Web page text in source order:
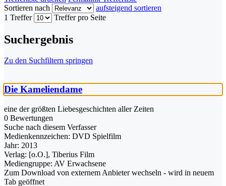
Sortieren nach
aufsteigend sortieren
1 Treffer
Treffer pro Seite
Suchergebnis
Zu den Suchfiltern springen
Die Kameliendame
eine der größten Liebesgeschichten aller Zeiten
0 Bewertungen
Suche nach diesem Verfasser
Medienkennzeichen: DVD Spielfilm
Jahr: 2013
Verlag: [o.O.], Tiberius Film
Mediengruppe: AV Erwachsene
Zum Download von externem Anbieter wechseln - wird in neuem
Tab geöffnet